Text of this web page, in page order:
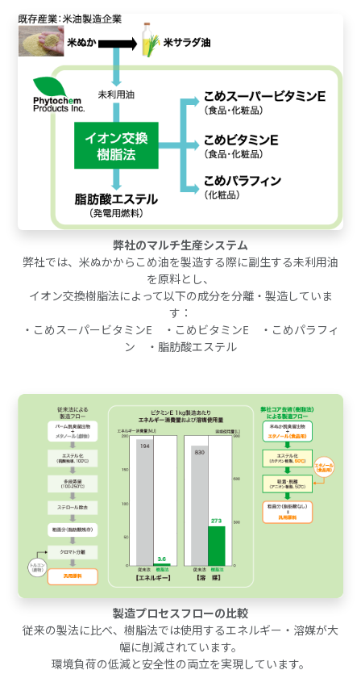
弊社のマルチ生産システム
弊社では、米ぬかからこめ油を製造する際に副生する未利用油
を原料とし、
イオン交換樹脂法によって以下の成分を分離・製造していま
す：
・こめスーパービタミンE ・こめビタミンE ・こめパラフィ
ン ・脂肪酸エステル
製造プロセスフローの比較
従来の製法に比べ、樹脂法では使用するエネルギー・溶媒が大
幅に削減されています。
環境負荷の低減と安全性の両立を実現しています。